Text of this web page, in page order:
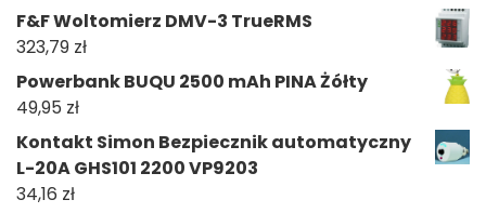
F&F Woltomierz DMV-3 TrueRMS
323,79 zł
Powerbank BUQU 2500 mAh PINA Żółty
49,95 zł
Kontakt Simon Bezpiecznik automatyczny
L-20A GHS101 2200 VP9203
34,16 zł